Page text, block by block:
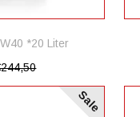
*20 Liter
Sale